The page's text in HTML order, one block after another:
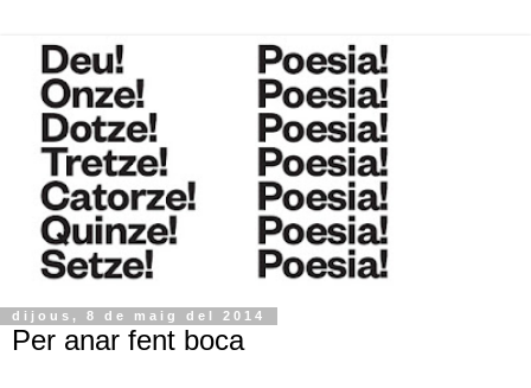
dijous, 8 de maig del 2014
Per anar fent boca